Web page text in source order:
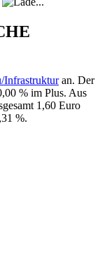
Infrastrukturan. Der
% im Plus. Aus
1,60 Euro
%.